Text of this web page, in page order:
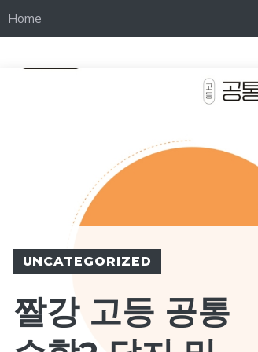
Home
UNCATEGORIZED
짤강 고등 공통